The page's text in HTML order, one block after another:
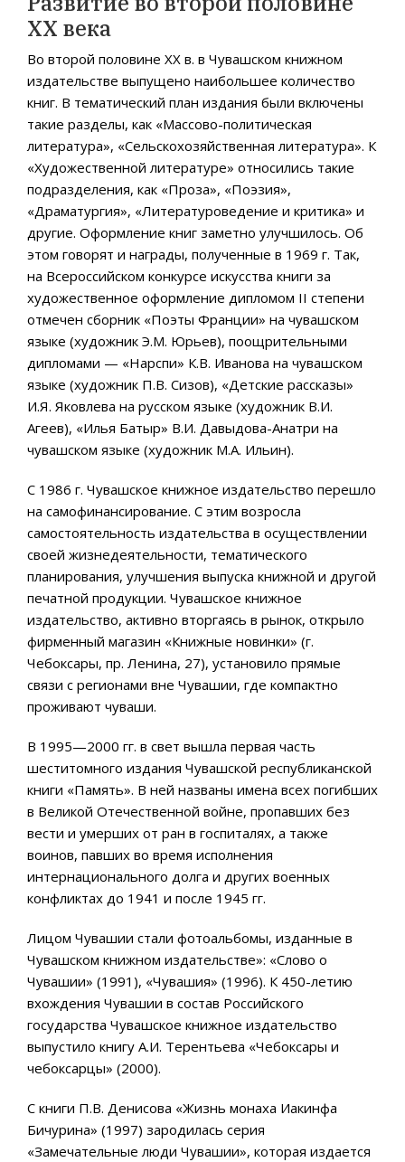
ХХ века
Во второй половине ХХ в. в Чувашском книжном
издательстве выпущено наибольшее количество
книг. В тематический план издания были включены
такие разделы, как «Массово-политическая
литература», «Сельскохозяйственная литература». К
«Художественной литературе» относились такие
подразделения, как «Проза», «Поэзия»,
«Драматургия», «Литературоведение и критика» и
другие. Оформление книг заметно улучшилось. Об
этом говорят и награды, полученные в 1969 г. Так,
на Всероссийском конкурсе искусства книги за
художественное оформление дипломом II степени
отмечен сборник «Поэты Франции» на чувашском
языке (художник Э.М. Юрьев), поощрительными
дипломами — «Нарспи» К.В. Иванова на чувашском
языке (художник П.В. Сизов), «Детские рассказы»
И.Я. Яковлева на русском языке (художник В.И.
Агеев), «Илья Батыр» В.И. Давыдова-Анатри на
чувашском языке (художник М.А. Ильин).
С 1986 г. Чувашское книжное издательство перешло
на самофинансирование. С этим возросла
самостоятельность издательства в осуществлении
своей жизнедеятельности, тематического
планирования, улучшения выпуска книжной и другой
печатной продукции. Чувашское книжное
издательство, активно вторгаясь в рынок, открыло
фирменный магазин «Книжные новинки» (г.
Чебоксары, пр. Ленина, 27), установило прямые
связи с регионами вне Чувашии, где компактно
проживают чуваши.
В 1995—2000 гг. в свет вышла первая часть
шеститомного издания Чувашской республиканской
книги «Память». В ней названы имена всех погибших
в Великой Отечественной войне, пропавших без
вести и умерших от ран в госпиталях, а также
воинов, павших во время исполнения
интернационального долга и других военных
конфликтах до 1941 и после 1945 гг.
Лицом Чувашии стали фотоальбомы, изданные в
Чувашском книжном издательстве»: «Слово о
Чувашии» (1991), «Чувашия» (1996). К 450-летию
вхождения Чувашии в состав Российского
государства Чувашское книжное издательство
выпустило книгу А.И. Терентьева «Чебоксары и
чебоксарцы» (2000).
С книги П.В. Денисова «Жизнь монаха Иакинфа
Бичурина» (1997) зародилась серия
«Замечательные люди Чувашии», которая издается